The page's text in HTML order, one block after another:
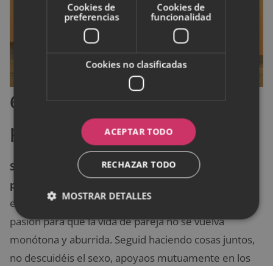
6. No pierdas momentos de
pareja
Sigue teniendo citas con tu pareja y saca tiempo
para ella.
es muy importante seguir alimentando el amor y la
pasión para que la vida de pareja no se vuelva
monótona y aburrida. Seguid haciendo cosas juntos,
no descuidéis el sexo, apoyaos mutuamente en los
Cookies de
preferencias
Cookies de
funcionalidad
Cookies no clasificadas
ACEPTAR TODO
RECHAZAR TODO
MOSTRAR DETALLES